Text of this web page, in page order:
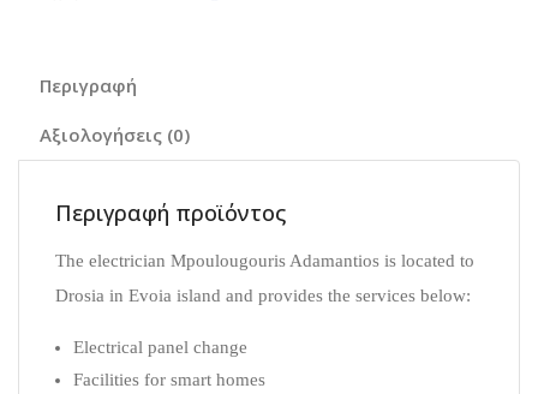
Περιγραφή
Αξιολογήσεις (0)
Περιγραφή προϊόντος
The electrician Mpoulougouris Adamantios is located to
Drosia in Evoia island and provides the services below:
Electrical panel change
Facilities for smart homes